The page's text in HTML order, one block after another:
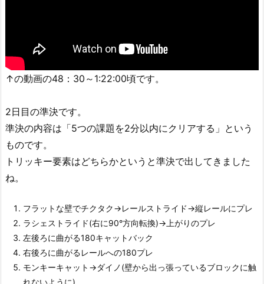
↑の動画の48：30～1:22:00頃です。
2日目の準決です。
準決の内容は「5つの課題を2分以内にクリアする」という
ものです。
トリッキー要素はどちらかというと準決で出してきました
ね。
フラットな壁でチクタク→レールストライド→縦レールにプレ
ラシェストライド(右に90°方向転換)→上がりのプレ
左後ろに曲がる180キャットバック
右後ろに曲がるレールへの180プレ
モンキーキャット→ダイノ(壁から出っ張っているブロックに触